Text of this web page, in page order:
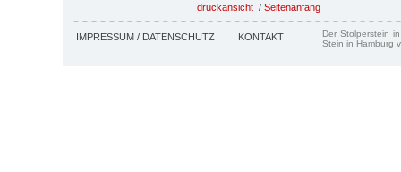
druckansicht / Seitenanfang
IMPRESSUM / DATENSCHUTZ KONTAKT
Der Stolperstein
Stein in Hamburg